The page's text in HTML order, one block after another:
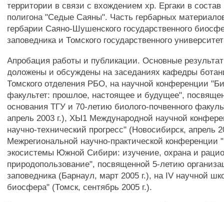
территории в связи с вхождением хр. Ергаки в
полигона "Седые Саяны". Часть гербарных
гербарии Саяно-Шушенского государственного
заповедника и Томского государственного
Апробация работы и публикации. Основные
доложены и обсуждены на заседаниях кафедры
Томского отделения РБО, на научной конференции
факультет: прошлое, настоящее и будущее",
основания ТГУ и 70-летию биолого-почвенного
апрель 2003 г.), ХЫ1 Международной научной
научно-технический прогресс" (Новосибирск, апрель
Межрегиональной научно-практической конференции
экосистемы Южной Сибири: изучение, охрана и
природопользование", посвященной 5-летию
заповедника (Барнаул, март 2005 г.), на IV научной
биосфера" (Томск, сентябрь 2005 г.).